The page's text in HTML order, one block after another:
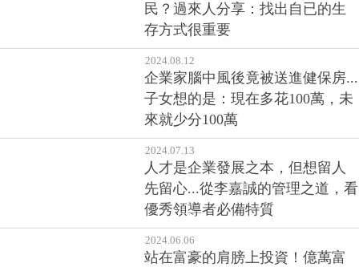
民？過來人分享：找出自已的生
存方式很重要
2024.08.12
企業家腦中風後竟被送進健保房...
子女想的是：現在多花100萬，未
來就少分100萬
2024.07.13
人才是企業發展之本，但想留人
先留心...從李嘉誠的管理之道，看
優秀領導者必備特質
2024.06.06
站在富豪的肩膀上投資！億萬富